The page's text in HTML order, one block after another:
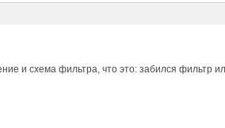
и схема фильтра, что это: забился фильтр